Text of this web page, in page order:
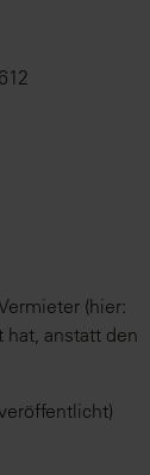
(hier:
hat, anstatt den